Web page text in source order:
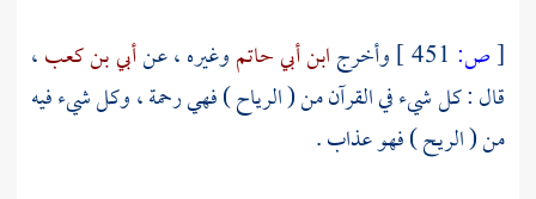
[ص: وأخرجابن أبي حاتموغيره ، عنأبي بن كعب،
قال : كل شيء في القرآن من ( الرياح ) فهي رحمة ، وكل شيء فيه
من ( الريح ) فهو عذاب .